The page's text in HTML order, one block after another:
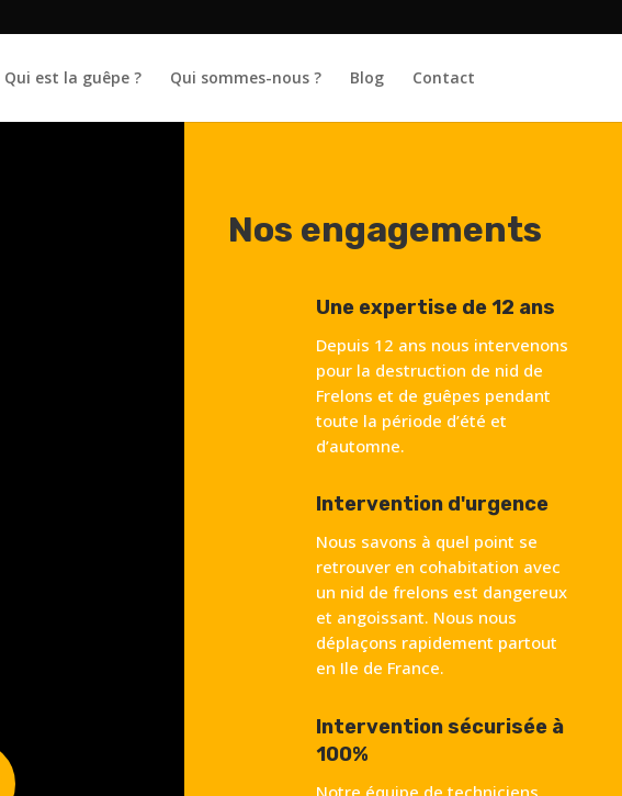
Qui est la guêpe ? Qui sommes-nous ? Blog Contact
Nos engagements
Une expertise de 12 ans
Depuis 12 ans nous intervenons
pour la destruction de nid de
Frelons et de guêpes pendant
toute la période d’été et
d’automne.
Intervention d'urgence
Nous savons à quel point se
retrouver en cohabitation avec
un nid de frelons est dangereux
et angoissant. Nous nous
déplaçons rapidement partout
en Ile de France.
Intervention sécurisée à
100%
Notre équipe de techniciens